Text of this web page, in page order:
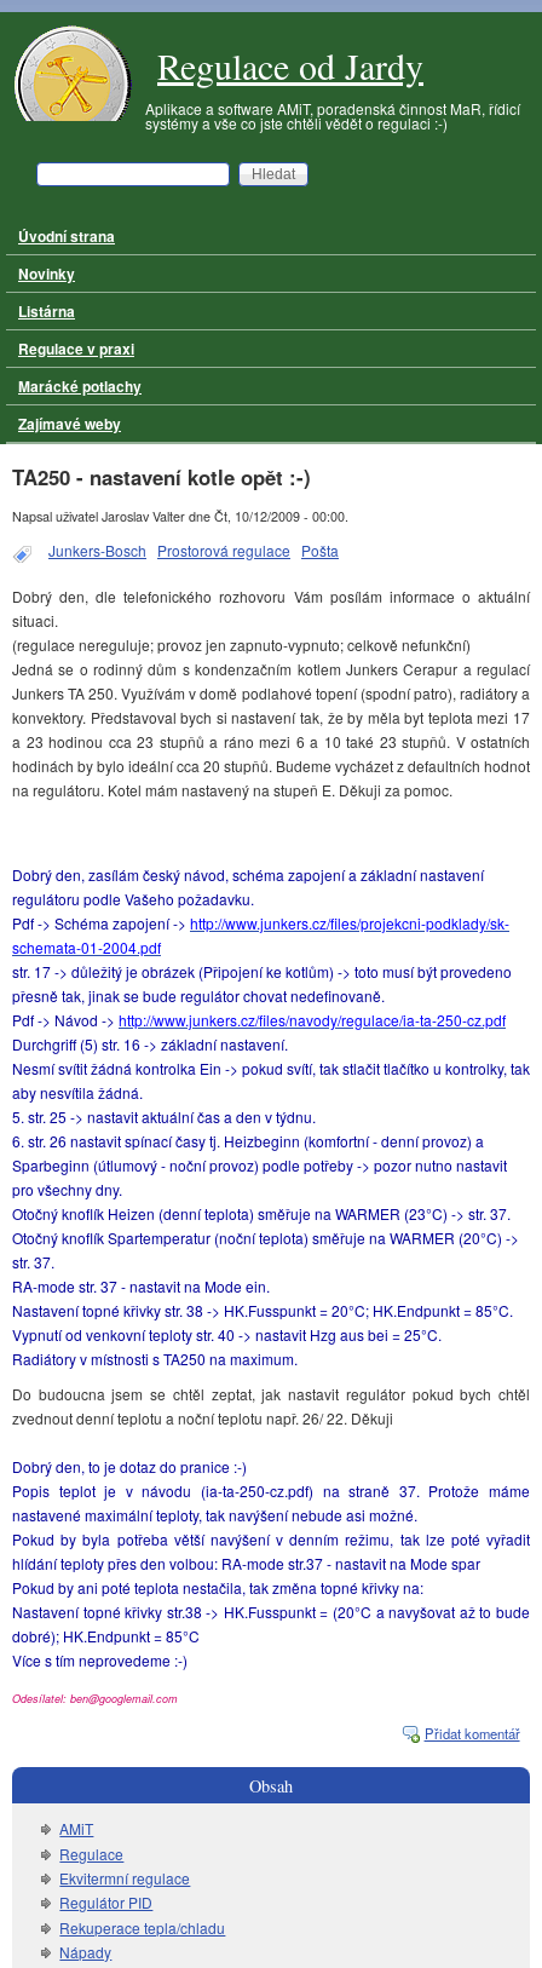
Regulace od Jardy
Aplikace a software AMiT, poradenská činnost MaR, řídicí
systémy a vše co jste chtěli vědět o regulaci :-)
Vyhledávání
Hledat
Hlavní menu
Úvodní strana
Novinky
Listárna
Regulace v praxi
Marácké potlachy
Zajímavé weby
TA250 - nastavení kotle opět :-)
Napsal uživatel Jaroslav Valter dne Čt, 10/12/2009 - 00:00.
Junkers-Bosch Prostorová regulace Pošta
Dobrý den, dle telefonického rozhovoru Vám posílám informace o aktuální
situaci.
(regulace nereguluje; provoz jen zapnuto-vypnuto; celkově nefunkční)
Jedná se o rodinný dům s kondenzačním kotlem Junkers Cerapur a regulací
Junkers TA 250. Využívám v domě podlahové topení (spodní patro), radiátory a
konvektory. Představoval bych si nastavení tak, že by měla byt teplota mezi 17
a 23 hodinou cca 23 stupňů a ráno mezi 6 a 10 také 23 stupňů. V ostatních
hodinách by bylo ideální cca 20 stupňů. Budeme vycházet z defaultních hodnot
na regulátoru. Kotel mám nastavený na stupeň E. Děkuji za pomoc.
Dobrý den, zasílám český návod, schéma zapojení a základní nastavení
regulátoru podle Vašeho požadavku.
Pdf -> Schéma zapojení -> http://www.junkers.cz/files/projekcni-podklady/sk-
schemata-01-2004.pdf
str. 17 -> důležitý je obrázek (Připojení ke kotlům) -> toto musí být provedeno
přesně tak, jinak se bude regulátor chovat nedefinovaně.
Pdf -> Návod -> http://www.junkers.cz/files/navody/regulace/ia-ta-250-cz.pdf
Durchgriff (5) str. 16 -> základní nastavení.
Nesmí svítit žádná kontrolka Ein -> pokud svítí, tak stlačit tlačítko u kontrolky, tak
aby nesvítila žádná.
5. str. 25 -> nastavit aktuální čas a den v týdnu.
6. str. 26 nastavit spínací časy tj. Heizbeginn (komfortní - denní provoz) a
Sparbeginn (útlumový - noční provoz) podle potřeby -> pozor nutno nastavit
pro všechny dny.
Otočný knoflík Heizen (denní teplota) směřuje na WARMER (23°C) -> str. 37.
Otočný knoflík Spartemperatur (noční teplota) směřuje na WARMER (20°C) ->
str. 37.
RA-mode str. 37 - nastavit na Mode ein.
Nastavení topné křivky str. 38 -> HK.Fusspunkt = 20°C; HK.Endpunkt = 85°C.
Vypnutí od venkovní teploty str. 40 -> nastavit Hzg aus bei = 25°C.
Radiátory v místnosti s TA250 na maximum.
Do budoucna jsem se chtěl zeptat, jak nastavit regulátor pokud bych chtěl
zvednout denní teplotu a noční teplotu např. 26/ 22. Děkuji
Dobrý den, to je dotaz do pranice :-)
Popis teplot je v návodu (ia-ta-250-cz.pdf) na straně 37. Protože máme
nastavené maximální teploty, tak navýšení nebude asi možné.
Pokud by byla potřeba větší navýšení v denním režimu, tak lze poté vyřadit
hlídání teploty přes den volbou: RA-mode str.37 - nastavit na Mode spar
Pokud by ani poté teplota nestačila, tak změna topné křivky na:
Nastavení topné křivky str.38 -> HK.Fusspunkt = (20°C a navyšovat až to bude
dobré); HK.Endpunkt = 85°C
Více s tím neprovedeme :-)
Odesílatel: ben@googlemail.com
Přidat komentář
Obsah
AMiT
Regulace
Ekvitermní regulace
Regulátor PID
Rekuperace tepla/chladu
Nápady